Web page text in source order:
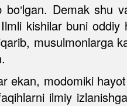
Demak shu
kishilar buni oddiy
musulmonlarga
ekan, modomiki
ilmiy